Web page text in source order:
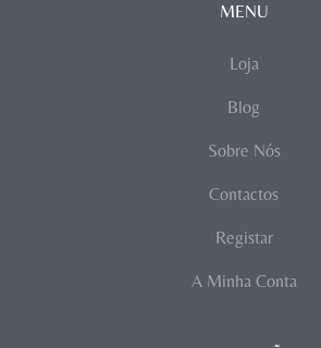
MENU
Loja
Blog
Sobre Nós
Contactos
Registar
A Minha Conta